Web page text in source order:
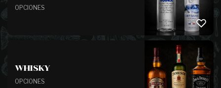
OPCIONES
WHISKY
OPCIONES